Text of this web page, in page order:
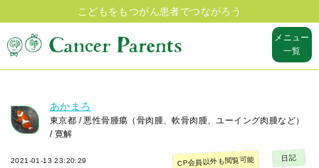
こどもをもつがん患者でつながろう
メニュー
一覧
あかまろ
東京都 / 悪性骨腫瘍（骨肉腫、軟骨肉腫、ユーイング肉腫など）
/ 寛解
2021-01-13 23:20:29 CP会員以外も閲覧可能 日記